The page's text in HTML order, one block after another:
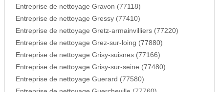
Entreprise de nettoyage Gravon (77118)
Entreprise de nettoyage Gressy (77410)
Entreprise de nettoyage Gretz-armainvilliers (77220)
Entreprise de nettoyage Grez-sur-loing (77880)
Entreprise de nettoyage Grisy-suisnes (77166)
Entreprise de nettoyage Grisy-sur-seine (77480)
Entreprise de nettoyage Guerard (77580)